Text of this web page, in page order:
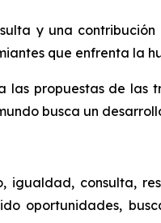
y una
que enfrenta la
propuestas de las
busca un
igualdad, consulta,
oportunidades,